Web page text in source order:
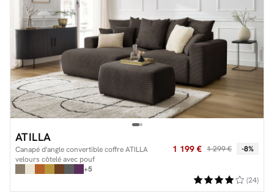
ATILLA
Canapé d'angle convertible coffre ATILLA
velours côtelé avec pouf
1 199 € 1 299 € -8%
+5
(24)